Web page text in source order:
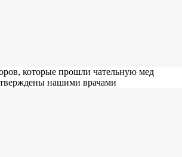
которые прошли чательную мед
нашими врачами